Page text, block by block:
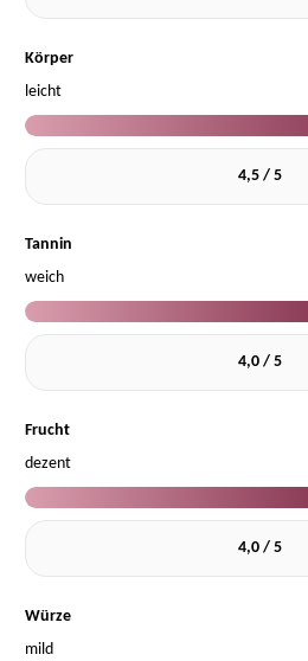
Körper
leicht
4,5 / 5
Tannin
weich
4,0 / 5
Frucht
dezent
4,0 / 5
Würze
mild